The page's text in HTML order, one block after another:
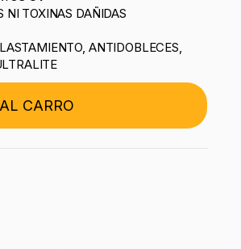
NI TOXINAS DAÑIDAS
ANTIDOBLECES,
CARRO